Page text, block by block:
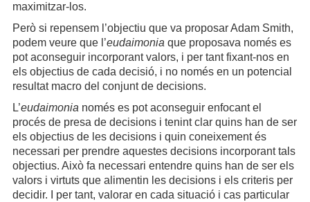
maximitzar-los.
Però si repensem l’objectiu que va proposar Adam Smith,
podem veure que l’eudaimonia que proposava només es
pot aconseguir incorporant valors, i per tant fixant-nos en
els objectius de cada decisió, i no només en un potencial
resultat macro del conjunt de decisions.
L’eudaimonia només es pot aconseguir enfocant el
procés de presa de decisions i tenint clar quins han de ser
els objectius de les decisions i quin coneixement és
necessari per prendre aquestes decisions incorporant tals
objectius. Això fa necessari entendre quins han de ser els
valors i virtuts que alimentin les decisions i els criteris per
decidir. I per tant, valorar en cada situació i cas particular